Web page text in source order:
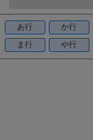
o
o
k
あ行 か行
ま行
や行